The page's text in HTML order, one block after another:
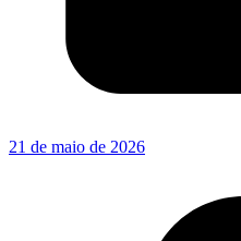
21 de maio de 2026